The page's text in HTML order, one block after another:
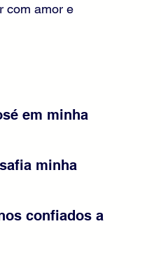
com amor e
em minha
minha
confiados a